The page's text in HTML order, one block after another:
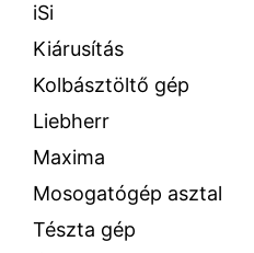
iSi
Kiárusítás
Kolbásztöltő gép
Liebherr
Maxima
Mosogatógép asztal
Tészta gép